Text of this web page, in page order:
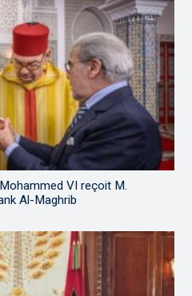
VI reçoit M.
Al-Maghrib